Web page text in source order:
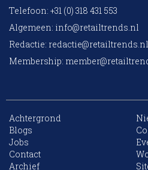
Telefoon: +31 (0) 318 431 553
Algemeen: info@retailtrends.nl
Redactie: redactie@retailtrends.nl
Membership:
Achtergrond
Blogs
Jobs
Contact
Archief